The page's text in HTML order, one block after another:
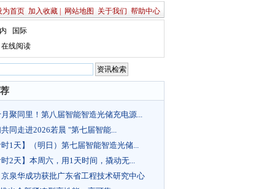
为首页 加入收藏 网站地图 关于我们 帮助中心
国际
在线阅读
聚同里！第八届智能智造光储充电源...
同走进2026若晨 "第七届智能...
1天】（明日）第七届智能智造光储...
2天】本周六，用1天时间，撬动无...
泉华成功获批广东省工程技术研究中心